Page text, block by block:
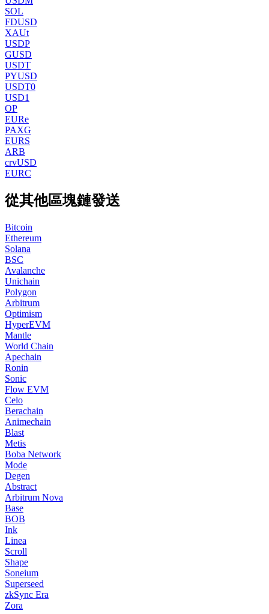
SOL
FDUSD
XAUt
USDP
GUSD
USDT
PYUSD
USDT0
USD1
OP
EURe
PAXG
EURS
ARB
crvUSD
EURC
從其他區塊鏈發送
Bitcoin
Ethereum
Solana
BSC
Avalanche
Unichain
Polygon
Arbitrum
Optimism
HyperEVM
Mantle
World Chain
Apechain
Ronin
Sonic
Flow EVM
Celo
Berachain
Animechain
Blast
Metis
Boba Network
Mode
Degen
Abstract
Arbitrum Nova
Base
BOB
Ink
Linea
Scroll
Shape
Soneium
Superseed
zkSync Era
Zora